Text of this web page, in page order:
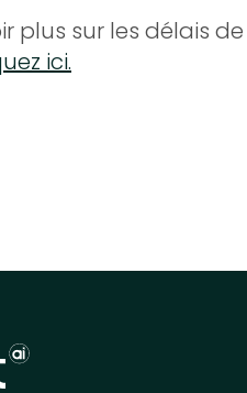
plus sur les délais
ici.